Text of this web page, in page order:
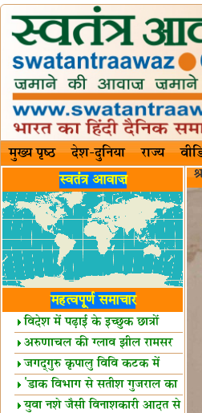
मुख्य पृष्ठ देश-दुनिया राज्य
स्वतंत्र आवाज़
महत्वपूर्ण समाचार
विदेश में पढ़ाई के इच्छुक छात्रों
केलिए खुशखबरी!
अरुणाचल की ग्लाव झील रामसर
स्थल घोषित
जगद्गुरु कृपालु विवि कटक में
शैक्षिक सत्र शुरू
'डाक विभाग से सतीश गुजराल का
रिश्ता गहरा'
युवा नशे जैसी विनाशकारी आदत से